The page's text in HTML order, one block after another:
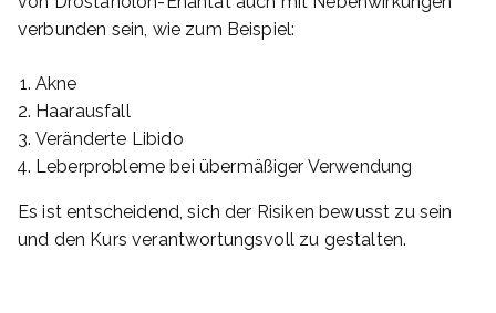
verbunden sein, wie zum Beispiel:
Akne
Haarausfall
Veränderte Libido
Leberprobleme bei übermäßiger Verwendung
Es ist entscheidend, sich der Risiken bewusst zu sein
und den Kurs verantwortungsvoll zu gestalten.